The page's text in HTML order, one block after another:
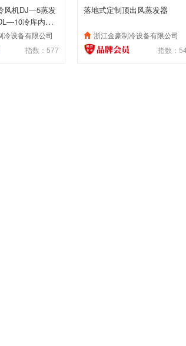
风机DJ—5蒸发
冷库内机
冷设备有限公司
指数：577
落地式定制顶出风蒸发器
浙江金豪制冷设备有限公司
指数：